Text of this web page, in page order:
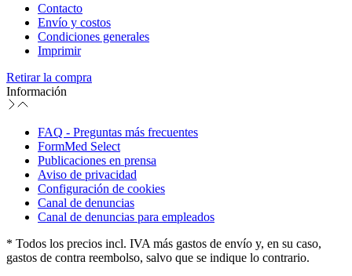
Contacto
Envío y costos
Condiciones generales
Imprimir
Retirar la compra
Información
FAQ - Preguntas más frecuentes
FormMed Select
Publicaciones en prensa
Aviso de privacidad
Configuración de cookies
Canal de denuncias
Canal de denuncias para empleados
* Todos los precios incl. IVA más gastos de envío y, en su caso,
gastos de contra reembolso, salvo que se indique lo contrario.